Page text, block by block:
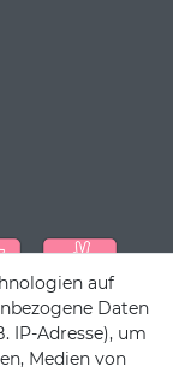
auf
Daten
IP-Adresse), um
Medien von